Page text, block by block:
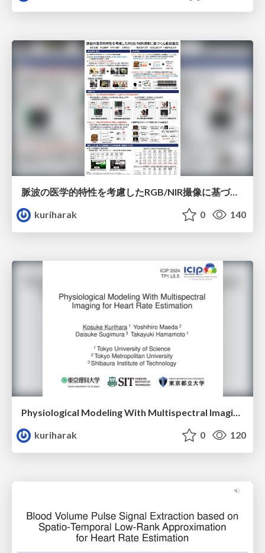
脈波の医学的特性を考慮したRGB/NIR撮像に基づく心拍数推定
kuriharak
0 140
Physiological Modeling With Multispectral Imaging for Heart Rate Estimation
kuriharak
0 120